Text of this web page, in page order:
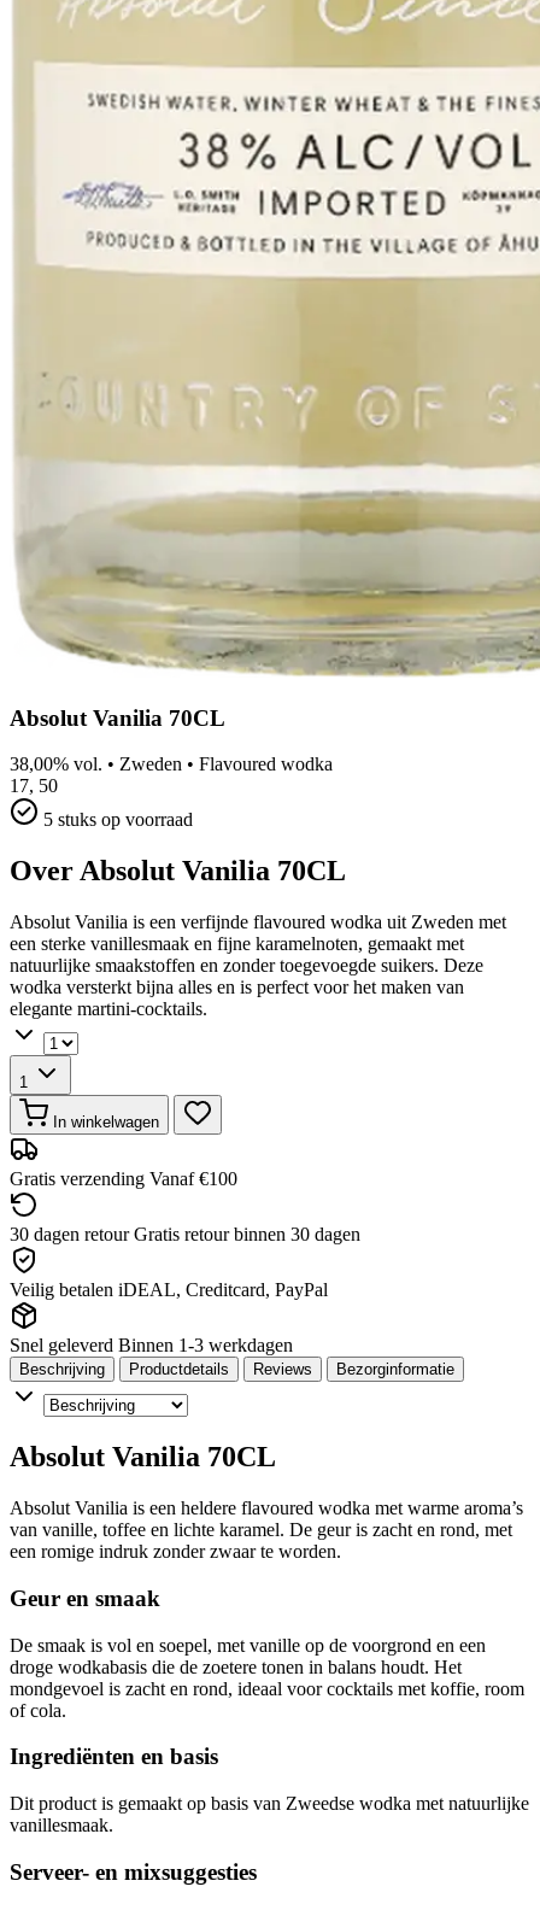
Absolut Vanilia 70CL
38,00% vol. • Zweden • Flavoured wodka
17, 50
5 stuks op voorraad
Over Absolut Vanilia 70CL
Absolut Vanilia is een verfijnde flavoured wodka uit Zweden met
een sterke vanillesmaak en fijne karamelnoten, gemaakt met
natuurlijke smaakstoffen en zonder toegevoegde suikers. Deze
wodka versterkt bijna alles en is perfect voor het maken van
elegante martini-cocktails.
1
In winkelwagen
Gratis verzending Vanaf €100
30 dagen retour Gratis retour binnen 30 dagen
Veilig betalen iDEAL, Creditcard, PayPal
Snel geleverd Binnen 1-3 werkdagen
Beschrijving Productdetails Reviews Bezorginformatie
Absolut Vanilia 70CL
Absolut Vanilia is een heldere flavoured wodka met warme aroma’s
van vanille, toffee en lichte karamel. De geur is zacht en rond, met
een romige indruk zonder zwaar te worden.
Geur en smaak
De smaak is vol en soepel, met vanille op de voorgrond en een
droge wodkabasis die de zoetere tonen in balans houdt. Het
mondgevoel is zacht en rond, ideaal voor cocktails met koffie, room
of cola.
Ingrediënten en basis
Dit product is gemaakt op basis van Zweedse wodka met natuurlijke
vanillesmaak.
Serveer- en mixsuggesties